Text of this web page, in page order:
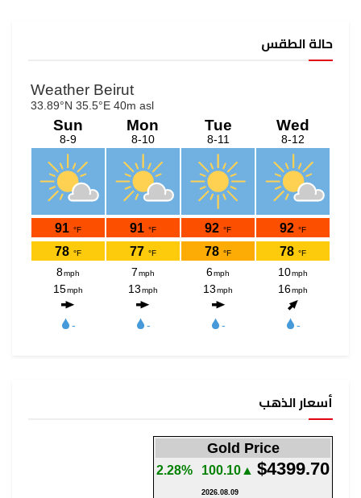
حالة الطقس
أسعار الذهب
Gold Price
$4399.70
▲100.10
2.28%
2026.08.09